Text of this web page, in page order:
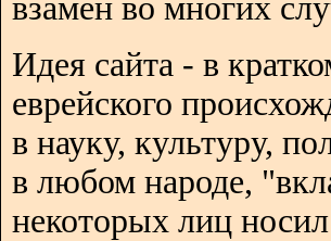
взамен во многих
Идея сайта - в
еврейского
в науку, культуру,
в любом народе,
некоторых лиц